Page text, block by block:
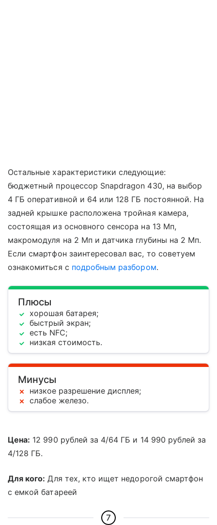
Остальные характеристики следующие:
бюджетный процессор Snapdragon 430, на выбор
4 ГБ оперативной и 64 или 128 ГБ постоянной. На
задней крышке расположена тройная камера,
состоящая из основного сенсора на 13 Мп,
макромодуля на 2 Мп и датчика глубины на 2 Мп.
Если смартфон заинтересовал вас, то советуем
ознакомиться с подробным разбором.
Плюсы
хорошая батарея;
быстрый экран;
есть NFC;
низкая стоимость.
Минусы
низкое разрешение дисплея;
слабое железо.
Цена: 12 990 рублей за 4/64 ГБ и 14 990 рублей за
4/128 ГБ.
Для кого: Для тех, кто ищет недорогой смартфон
с емкой батареей
7